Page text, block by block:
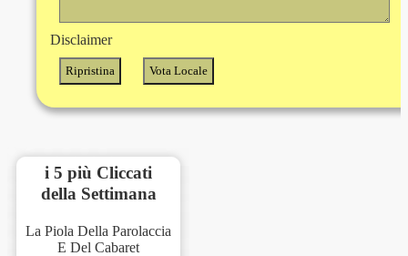
Disclaimer
i 5 più Cliccati
della Settimana
La Piola Della Parolaccia
E Del Cabaret